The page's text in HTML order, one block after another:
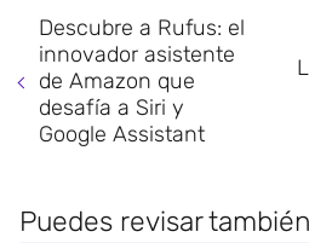
Descubre a Rufus: el
innovador asistente
de Amazon que
desafía a Siri y
Google Assistant
Puedes revisar también